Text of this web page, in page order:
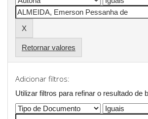
Retornar valores
Adicionar filtros:
Utilizar filtros para refinar o resultado de